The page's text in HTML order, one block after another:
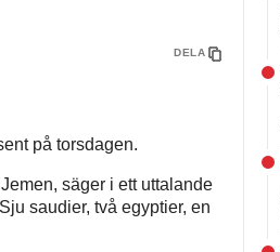
DELA
på torsdagen.
säger i ett uttalande
saudier, två egyptier, en